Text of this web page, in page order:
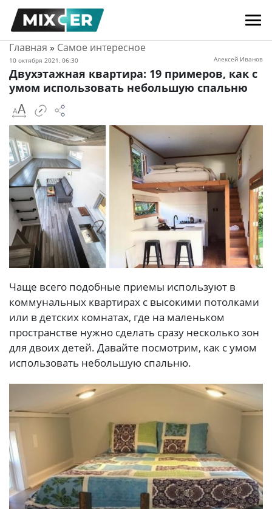
Главная » Самое интересное
10 октября 2021, 06:30 Алексей Иванов
Двухэтажная квартира: 19 примеров, как с
умом использовать небольшую спальню
Чаще всего подобные приемы используют в
коммунальных квартирах с высокими потолками
или в детских комнатах, где на маленьком
пространстве нужно сделать сразу несколько зон
для двоих детей. Давайте посмотрим, как с умом
использовать небольшую спальню.